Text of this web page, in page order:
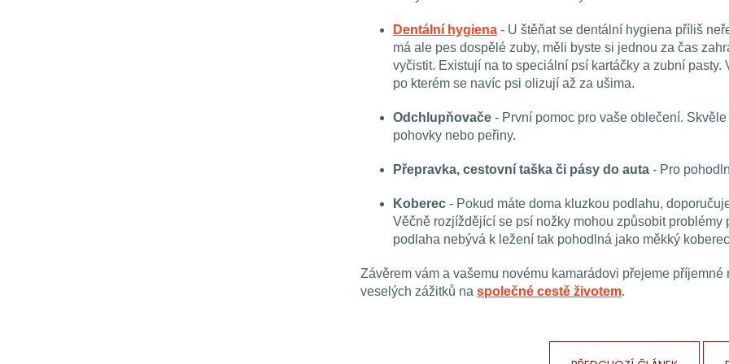
Dentální hygiena - U štěňat se dentální hygiena příliš
má ale pes dospělé zuby, měli byste si jednou za čas
vyčistit. Existují na to speciální psí kartáčky a zubní
po kterém se navíc psi olizují až za ušima.
Odchlupňovače - První pomoc pro vaše oblečení.
pohovky nebo peřiny.
Přepravka, cestovní taška či pásy do auta - Pro
Koberec - Pokud máte doma kluzkou podlahu,
Věčně rozjíždějící se psí nožky mohou způsobit
podlaha nebývá k ležení tak pohodlná jako měkký
Závěrem vám a vašemu novému kamarádovi přejeme
veselých zážitků na společné cestě životem.